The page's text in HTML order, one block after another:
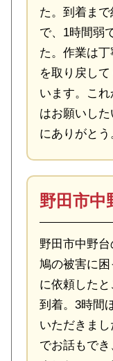
た。到着ま
で、1時間弱
た。作業は
を取り戻し
います。こ
はお願いし
にありがとう
野田市中
野田市中野
鳩の被害に
に依頼した
到着。3時間
いただきま
でお話もで